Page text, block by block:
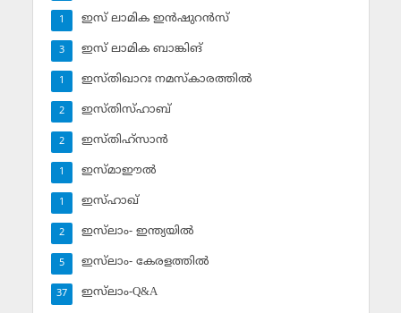
ഇസ് ലാമിക ഇന്‍ഷുറന്‍സ്‌
1
ഇസ് ലാമിക ബാങ്കിങ്‌
3
ഇസ്തിഖാറഃ നമസ്‌കാരത്തില്‍
1
ഇസ്തിസ്ഹാബ്
2
ഇസ്തിഹ്‌സാന്‍
2
ഇസ്മാഈല്‍
1
ഇസ്ഹാഖ്‌
1
ഇസ്‌ലാം- ഇന്ത്യയില്‍
2
ഇസ്‌ലാം- കേരളത്തില്‍
5
ഇസ്‌ലാം-Q&A
37